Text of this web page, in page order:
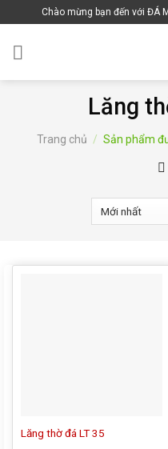
to
content
Chào mừng bạn đến với ĐÁ
Lăng
Trang chủ / Sản phẩm
Lăng thờ đá LT 35